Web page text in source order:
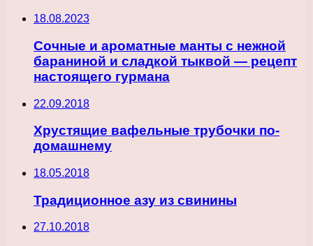
18.08.2023
Сочные и ароматные манты с нежной
бараниной и сладкой тыквой — рецепт
настоящего гурмана
22.09.2018
Хрустящие вафельные трубочки по-
домашнему
18.05.2018
Традиционное азу из свинины
27.10.2018